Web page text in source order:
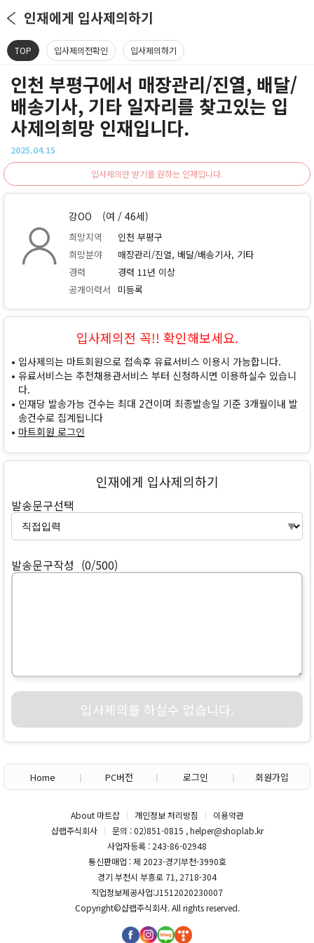
인재에게 입사제의하기
TOP 입사제의전확인 입사제의하기
인천 부평구에서 매장관리/진열, 배달/
배송기사, 기타 일자리를 찾고있는 입
사제의희망 인재입니다.
2025.04.15
입사제의만 받기를 원하는 인재입니다.
강OO (여 / 46세)
희망지역
인천 부평구
희망분야
매장관리/진열, 배달/배송기사, 기타
경력
경력 11년 이상
공개이력서
미등록
입사제의전 꼭!! 확인해보세요.
입사제의는 마트회원으로 접속후 유료서비스 이용시 가능합니다.
유료서비스는 추천채용관서비스 부터 신청하시면 이용하실수 있습니
다.
인재당 발송가능 건수는 최대 2건이며 최종발송일 기준 3개월이내 발
송건수로 집계됩니다
마트회원 로그인
인재에게 입사제의하기
발송문구선택
발송문구작성 (0/500)
입사제의를 하실수 없습니다.
Home PC버전 로그인 회원가입
About 마트잡 개인정보 처리방침
이용약관
샵랩주식회사
문의 : 02)851-0815 , helper@shoplab.kr
사업자등록 : 243-86-02948
통신판매업 : 제 2023-경기부천-3990호
경기 부천시 부흥로 71, 2718-304
직업정보제공사업:J1512020230007
Copyright©샵랩주식회사. All rights reserved.